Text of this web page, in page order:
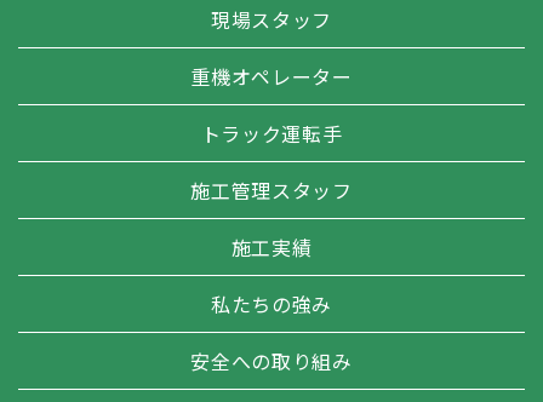
現場スタッフ
重機オペレーター
トラック運転手
施工管理スタッフ
施工実績
私たちの強み
安全への取り組み